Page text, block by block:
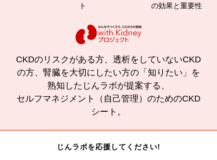
の効果と重要性
CKDのリスクがある方、透析をしていないCKD
の方、腎臓を大切にしたい方の「知りたい」を
熟知したじんラボが提案する、
セルフマネジメント（自己管理）のためのCKD
シート。
じんラボを応援してください!